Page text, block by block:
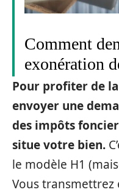
Comment
exonération
Pour profiter de
envoyer une
des impôts
situe votre bien.
le modèle H1
Vous transmettrez